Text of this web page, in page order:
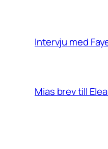
Intervju med
Mias brev till